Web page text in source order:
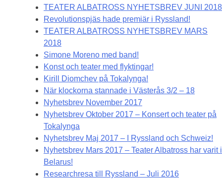
TEATER ALBATROSS NYHETSBREV JUNI 2018
Revolutionspjäs hade premiär i Ryssland!
TEATER ALBATROSS NYHETSBREV MARS
2018
Simone Moreno med band!
Konst och teater med flyktingar!
Kirill Diomchev på Tokalynga!
När klockorna stannade i Västerås 3/2 – 18
Nyhetsbrev November 2017
Nyhetsbrev Oktober 2017 – Konsert och teater på
Tokalynga
Nyhetsbrev Maj 2017 – I Ryssland och Schweiz!
Nyhetsbrev Mars 2017 – Teater Albatross har varit i
Belarus!
Researchresa till Ryssland – Juli 2016